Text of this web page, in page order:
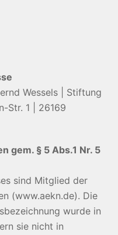
Wessels | Stiftung
Str. 1 | 26169
gem. § 5 Abs.1 Nr. 5
sind Mitglied der
(www.aekn.de). Die
wurde in
sie nicht in